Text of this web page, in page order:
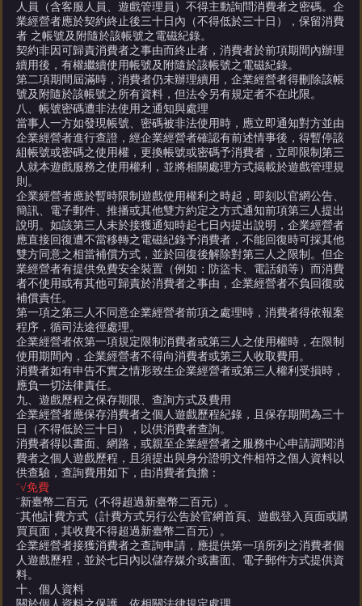
人員（含客服人員、遊戲管理員）不得主動詢問消費者之密碼。企
業經營者應於契約終止後三十日內（不得低於三十日），保留消費
者 之帳號及附隨於該帳號之電磁紀錄。
契約非因可歸責消費者之事由而終止者，消費者於前項期間內辦理
續用後，有權繼續使用帳號及附隨於該帳號之電磁紀錄。
第二項期間屆滿時，消費者仍未辦理續用，企業經營者得刪除該帳
號及附隨於該帳號之所有資料，但法令另有規定者不在此限。
八、帳號密碼遭非法使用之通知與處理
當事人一方如發現帳號、密碼被非法使用時，應立即通知對方並由
企業經營者進行查證，經企業經營者確認有前述情事後，得暫停該
組帳號或密碼之使用權，更換帳號或密碼予消費者，立即限制第三
人就本遊戲服務之使用權利，並將相關處理方式揭載於遊戲管理規
則。
企業經營者應於暫時限制遊戲使用權利之時起，即刻以官網公告、
簡訊、電子郵件、推播或其他雙方約定之方式通知前項第三人提出
說明。如該第三人未於接獲通知時起七日內提出說明，企業經營者
應直接回復遭不當移轉之電磁紀錄予消費者，不能回復時可採其他
雙方同意之相當補償方式，並於回復後解除對第三人之限制。但企
業經營者有提供免費安全裝置（例如：防盜卡、電話鎖等）而消費
者不使用或有其他可歸責於消費者之事由，企業經營者不負回復或
補償責任。
第一項之第三人不同意企業經營者前項之處理時，消費者得依報案
程序，循司法途徑處理。
企業經營者依第一項規定限制消費者或第三人之使用權時，在限制
使用期間內，企業經營者不得向消費者或第三人收取費用。
消費者如有申告不實之情形致生企業經營者或第三人權利受損時，
應負一切法律責任。
九、遊戲歷程之保存期限、查詢方式及費用
企業經營者應保存消費者之個人遊戲歷程紀錄，且保存期間為三十
日（不得低於三十日），以供消費者查詢。
消費者得以書面、網路，或親至企業經營者之服務中心申請調閱消
費者之個人遊戲歷程，且須提出與身分證明文件相符之個人資料以
供查驗，查詢費用如下，由消費者負擔：
¨√免費
¨新臺幣二百元（不得超過新臺幣二百元）。
¨其他計費方式（計費方式另行公告於官網首頁、遊戲登入頁面或購
買頁面，其收費不得超過新臺幣二百元）。
企業經營者接獲消費者之查詢申請，應提供第一項所列之消費者個
人遊戲歷程，並於七日內以儲存媒介或書面、電子郵件方式提供資
料。
十、個人資料